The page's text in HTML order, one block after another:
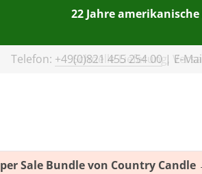
22 Jahre
Telefon: +49(0)821 455 254 00| E-
Sale Bundle von Country Candle